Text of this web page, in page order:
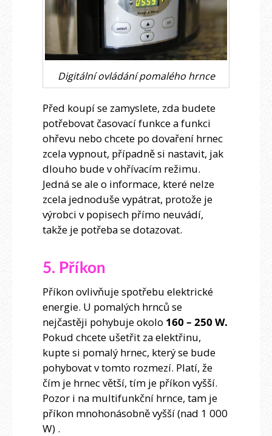
Digitální ovládání pomalého hrnce
Před koupí se zamyslete, zda budete
potřebovat časovací funkce a funkci
ohřevu nebo chcete po dovaření hrnec
zcela vypnout, případně si nastavit, jak
dlouho bude v ohřívacím režimu.
Jedná se ale o informace, které nelze
zcela jednoduše vypátrat, protože je
výrobci v popisech přímo neuvádí,
takže je potřeba se dotazovat.
5. Příkon
Příkon ovlivňuje spotřebu elektrické
energie. U pomalých hrnců se
nejčastěji pohybuje okolo 160 – 250 W.
Pokud chcete ušetřit za elektřinu,
kupte si pomalý hrnec, který se bude
pohybovat v tomto rozmezí. Platí, že
čím je hrnec větší, tím je příkon vyšší.
Pozor i na multifunkční hrnce, tam je
příkon mnohonásobně vyšší (nad 1 000
W) .